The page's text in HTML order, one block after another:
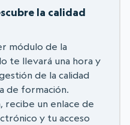
la calidad
módulo de la
te llevará una hora y
de la calidad
de formación.
recibe un enlace de
y tu acceso